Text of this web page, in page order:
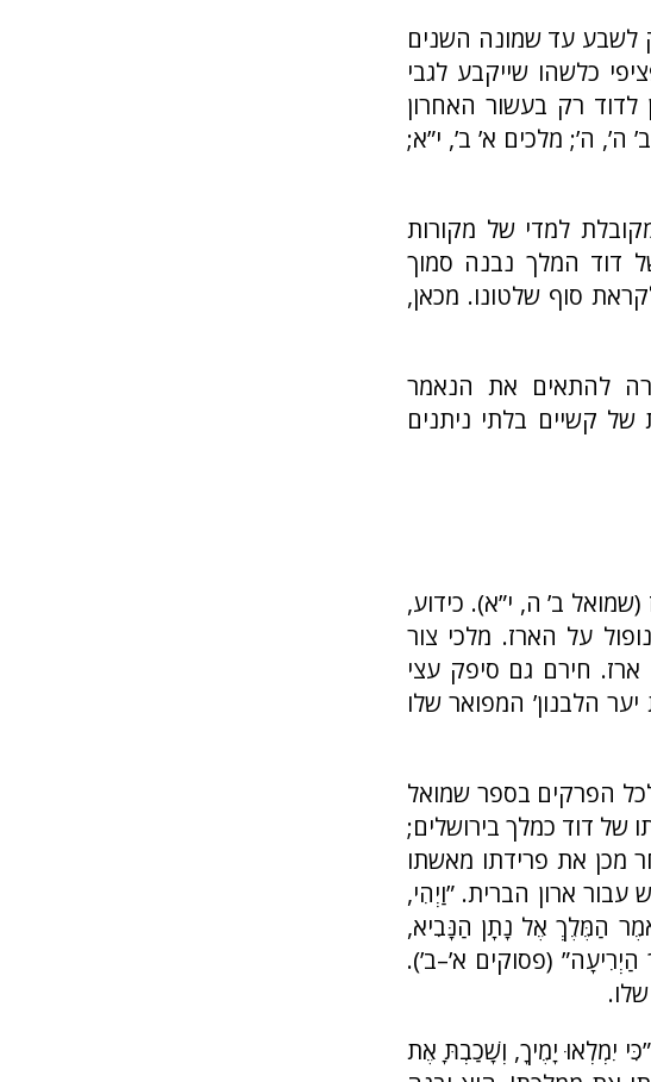
לשבע עד שמונה השנים
כלשהו שייקבע לגבי
לדוד רק בעשור האחרון
ה’, ה’; מלכים א’ ב’, י”א;
למדי של מקורות
דוד המלך נבנה סמוך
סוף שלטונו. מכאן,
להתאים את הנאמר
של קשיים בלתי ניתנים
ב’ ה, י”א). כידוע,
על הארז. מלכי צור
ארז. חירם גם סיפק עצי
הלבנון’ המפואר שלו
לכל הפרקים בספר שמואל
של דוד כמלך בירושלים;
מכן את פרידתו מאשתו
ארון הברית. ”וַיְהִי,
הַמֶּלֶךְ אֶל נָתָן הַנָּבִיא,
(פסוקים א’–ב’).
יִמְלְאוּ יָמֶיךָ, וְשָׁכַבְתָּ אֶת